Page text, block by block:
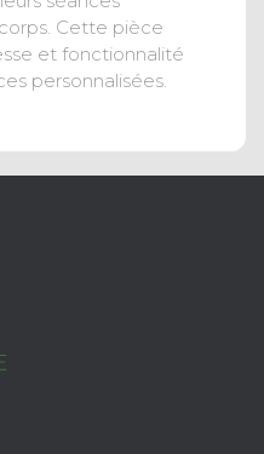
Cette pièce
et fonctionnalité
personnalisées.